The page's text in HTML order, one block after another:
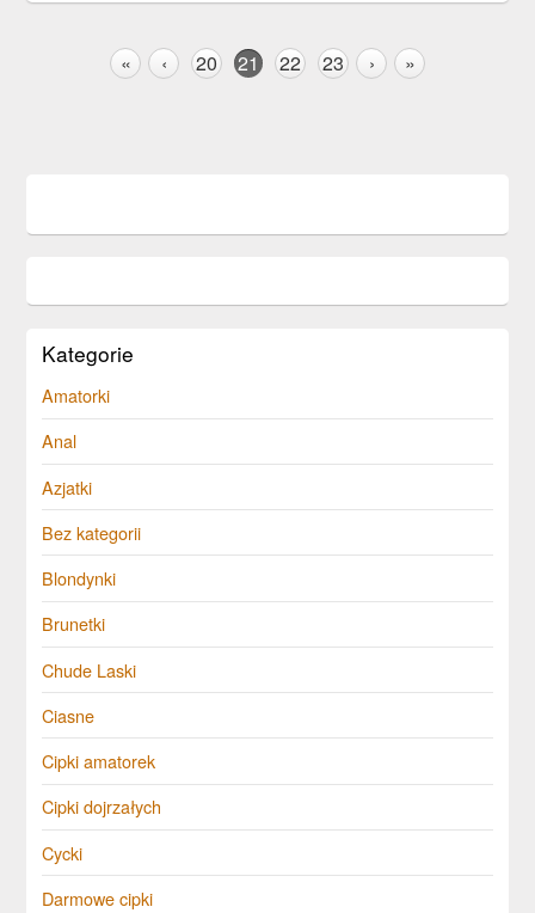
« ‹ 20 21 22 23 › »
Kategorie
Amatorki
Anal
Azjatki
Bez kategorii
Blondynki
Brunetki
Chude Laski
Ciasne
Cipki amatorek
Cipki dojrzałych
Cycki
Darmowe cipki